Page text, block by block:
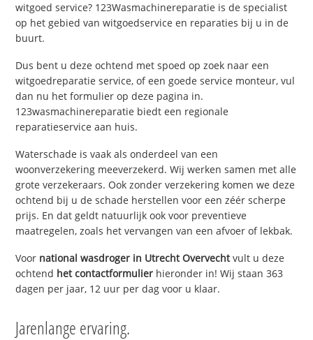
witgoed service? 123Wasmachinereparatie is de specialist
op het gebied van witgoedservice en reparaties bij u in de
buurt.
Dus bent u deze ochtend met spoed op zoek naar een
witgoedreparatie service, of een goede service monteur, vul
dan nu het formulier op deze pagina in.
123wasmachinereparatie biedt een regionale
reparatieservice aan huis.
Waterschade is vaak als onderdeel van een
woonverzekering meeverzekerd. Wij werken samen met alle
grote verzekeraars. Ook zonder verzekering komen we deze
ochtend bij u de schade herstellen voor een zéér scherpe
prijs. En dat geldt natuurlijk ook voor preventieve
maatregelen, zoals het vervangen van een afvoer of lekbak.
Voor national wasdroger in Utrecht Overvechtvult u deze
ochtend het contactformulier hieronder in! Wij staan 363
dagen per jaar, 12 uur per dag voor u klaar.
Jarenlange ervaring.